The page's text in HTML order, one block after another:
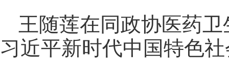
王随莲在同政协医药
习近平新时代中国特色